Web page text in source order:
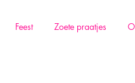
Feest Zoete praatjes